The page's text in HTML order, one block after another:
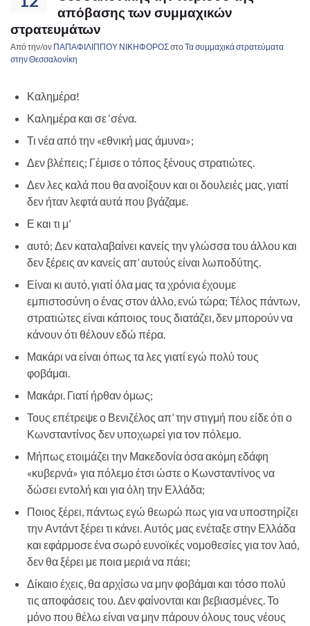
απόβασης των συμμαχικών
στρατευμάτων
Από την/ον ΠΑΠΑΦΙΛΙΠΠΟΥ ΝΙΚΗΦΟΡΟΣστοΤα συμμαχικά στρατεύματα
στην Θεσσαλονίκη
Καλημέρα!
Καλημέρα και σε ‘σένα.
Τι νέα από την «εθνική μας άμυνα»;
Δεν βλέπεις; Γέμισε ο τόπος ξένους στρατιώτες.
Δεν λες καλά που θα ανοίξουν και οι δουλειές μας, γιατί
δεν ήταν λεφτά αυτά που βγάζαμε.
Ε και τι μ’
αυτό; Δεν καταλαβαίνει κανείς την γλώσσα του άλλου και
δεν ξέρεις αν κανείς απ’ αυτούς είναι λωποδύτης.
Είναι κι αυτό, γιατί όλα μας τα χρόνια έχουμε
εμπιστοσύνη ο ένας στον άλλο, ενώ τώρα; Τέλος πάντων,
στρατιώτες είναι κάποιος τους διατάζει, δεν μπορούν να
κάνουν ότι θέλουν εδώ πέρα.
Μακάρι να είναι όπως τα λες γιατί εγώ πολύ τους
φοβάμαι.
Μακάρι. Γιατί ήρθαν όμως;
Τους επέτρεψε ο Βενιζέλος απ’ την στιγμή που είδε ότι ο
Κωνσταντίνος δεν υποχωρεί για τον πόλεμο.
Μήπως ετοιμάζει την Μακεδονία όσα ακόμη εδάφη
«κυβερνά» για πόλεμο έτσι ώστε ο Κωνσταντίνος να
δώσει εντολή και για όλη την Ελλάδα;
Ποιος ξέρει, πάντως εγώ θεωρώ πως για να υποστηρίζει
την Αντάντ ξέρει τι κάνει. Αυτός μας ενέταξε στην Ελλάδα
και εφάρμοσε ένα σωρό ευνοϊκές νομοθεσίες για τον λαό,
δεν θα ξέρει με ποια μεριά να πάει;
Δίκαιο έχεις, θα αρχίσω να μην φοβάμαι και τόσο πολύ
τις αποφάσεις του. Δεν φαίνονται και βεβιασμένες. Το
μόνο που θέλω είναι να μην πάρουν όλους τους νέους